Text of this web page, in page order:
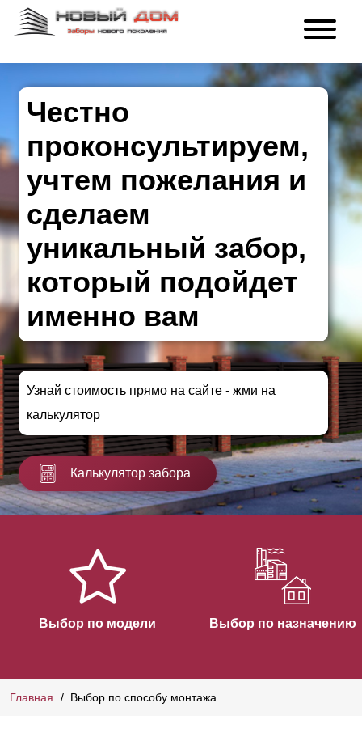
Честно
проконсультируем,
учтем пожелания и
сделаем
уникальный забор,
который подойдет
именно вам
Узнай стоимость прямо на сайте - жми на
калькулятор
Калькулятор забора
Выбор по модели Выбор по назначению
Главная Выбор по способу монтажа